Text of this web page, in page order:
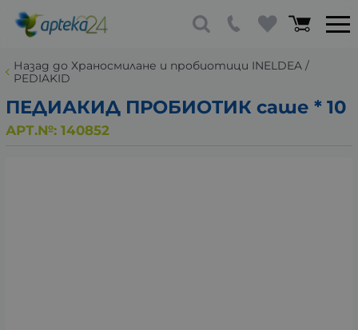
Назад до Храносмилане и пробиотици INELDEA /
PEDIAKID
ПЕДИАКИД ПРОБИОТИК саше * 10
АРТ.№: 140852